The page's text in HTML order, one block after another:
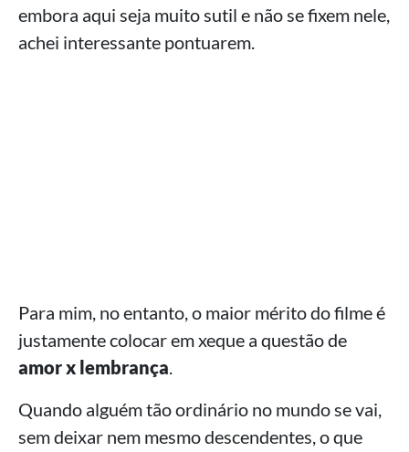
embora aqui seja muito sutil e não se fixem nele,
achei interessante pontuarem.
Para mim, no entanto, o maior mérito do filme é
justamente colocar em xeque a questão de
amor x lembrança.
Quando alguém tão ordinário no mundo se vai,
sem deixar nem mesmo descendentes, o que